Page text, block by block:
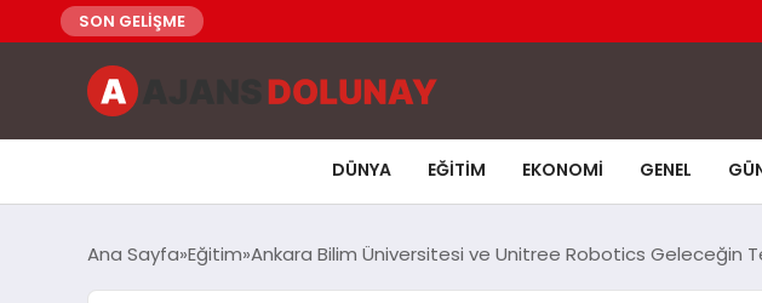
SON GELİŞME
DÜNYA EĞITIM EKONOMI GENEL
Ana Sayfa Eğitim Ankara Bilim Üniversitesi ve Unitree Robotics Geleceğin